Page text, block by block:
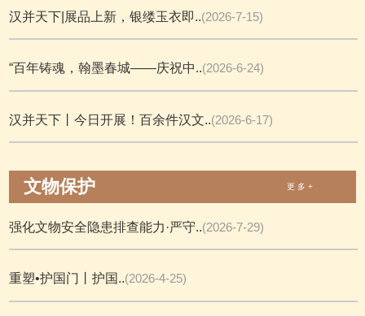
汉并天下|展品上新，银缕玉衣即..(2026-7-15)
“百年铸魂，翰墨春城——庆祝中..(2026-6-24)
汉并天下丨今日开展！百余件汉文..(2026-6-17)
文物保护 更 多 +
强化文物安全隐患排查能力·严守..(2026-7-29)
重塑•护国门丨护国..(2026-4-25)